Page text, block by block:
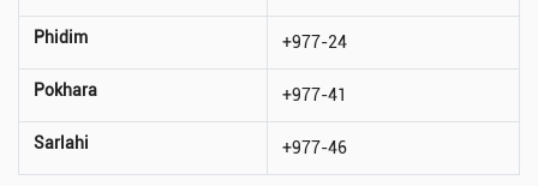
Phidim +977-24
Pokhara +977-41
Sarlahi +977-46